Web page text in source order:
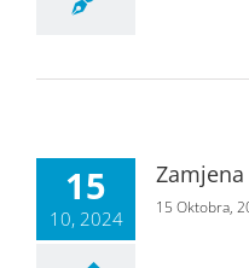
15
10, 2024 15 Oktobra,